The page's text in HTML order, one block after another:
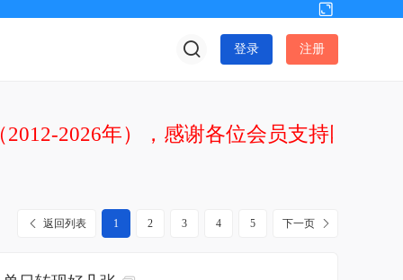
换
到
登录 注册
2026年），感谢各位会员支持网站发
1 2 3 4 5 下一页
返回列表